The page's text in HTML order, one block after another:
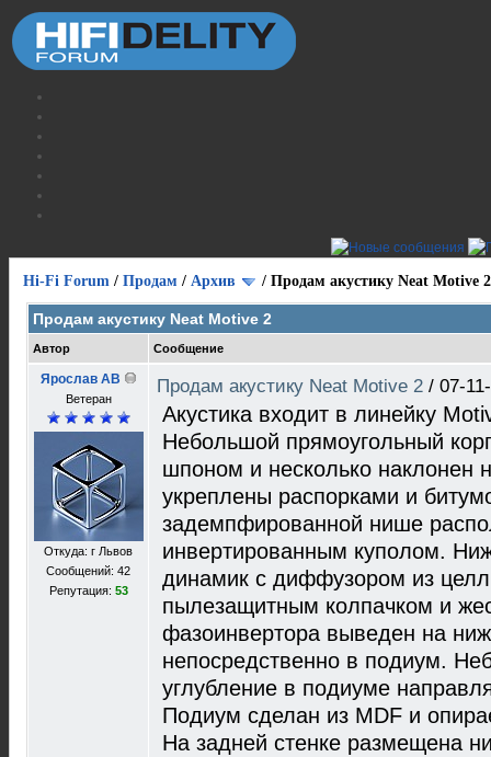
Hi-Fi Forum / Продам / Архив / Продам акустику Neat Motive 2
Продам акустику Neat Motive 2
Автор Сообщение
Ярослав АВ
Ветеран
Откуда: г Львов
Сообщений: 42
Репутация: 53
Продам акустику Neat Motive 2 / 07-
Акустика входит в линейку
Небольшой прямоугольный
шпоном и несколько наклонен
укреплены распорками и
задемпфированной нише
инвертированным куполом.
динамик с диффузором из
пылезащитным колпачком и
фазоинвертора выведен на
непосредственно в подиум.
углубление в подиуме
Подиум сделан из MDF и
На задней стенке размещена